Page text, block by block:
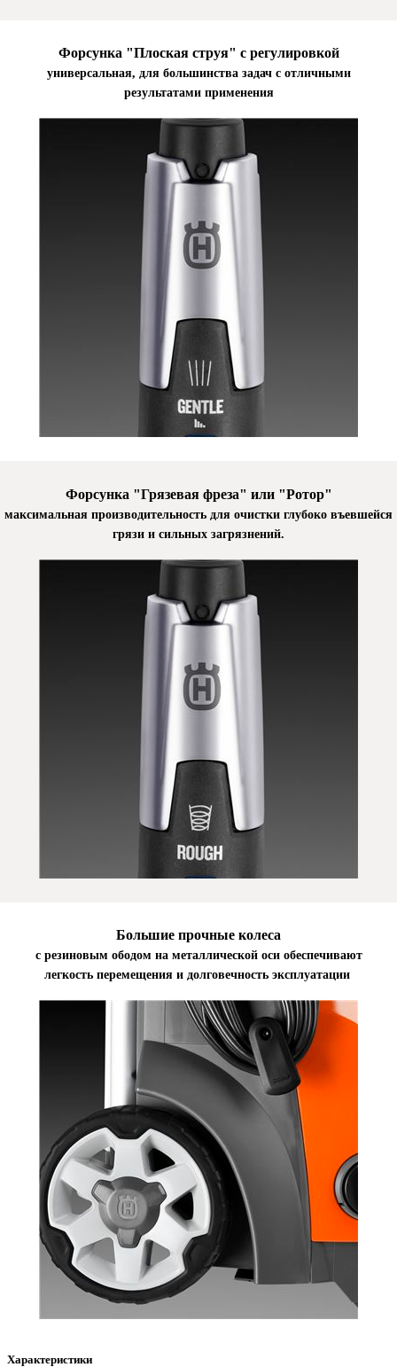
Форсунка "Плоская струя" с регулировкой
универсальная, для большинства задач с отличными
результатами применения
Форсунка "Грязевая фреза" или "Ротор"
максимальная производительность для очистки глубоко въевшейся
грязи и сильных загрязнений.
Большие прочные колеса
с резиновым ободом на металлической оси обеспечивают
легкость перемещения и долговечность эксплуатации
Характеристики